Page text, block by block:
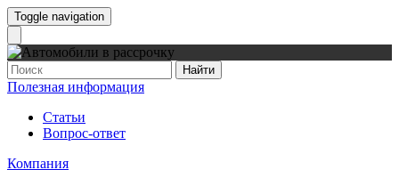
Toggle navigation
Найти
Полезная информация
Статьи
Вопрос-ответ
Компания